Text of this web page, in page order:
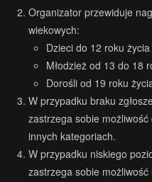
Organizator przewiduje
wiekowych:
Dzieci do 12 roku życia
Młodzież od 13 do 18
Dorośli od 19 roku
W przypadku braku
zastrzega sobie
innych kategoriach.
W przypadku niskiego
zastrzega sobie